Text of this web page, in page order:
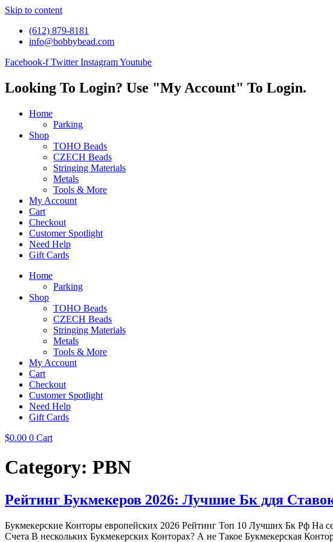
Skip to content
(612) 879-8181
info@bobbybead.com
Facebook-f Twitter InstagramYoutube
Looking To Login? Use "My Account" To Login.
Home
Parking
Shop
TOHO Beads
CZECH Beads
Stringing Materials
Metals
Tools & More
My Account
Cart
Checkout
Customer Spotlight
Need Help
Gift Cards
Home
Parking
Shop
TOHO Beads
CZECH Beads
Stringing Materials
Metals
Tools & More
My Account
Cart
Checkout
Customer Spotlight
Need Help
Gift Cards
$0.00 0 Cart
Category: PBN
Рейтинг Букмекеров 2026: Лучшие Бк ддя
Букмекерские Конторы европейских 2026 Рейтинг Топ 10 Лучших Бк Рф На
Счета В нескольких Букмекерских Конторах? А не Такое Букмекерская